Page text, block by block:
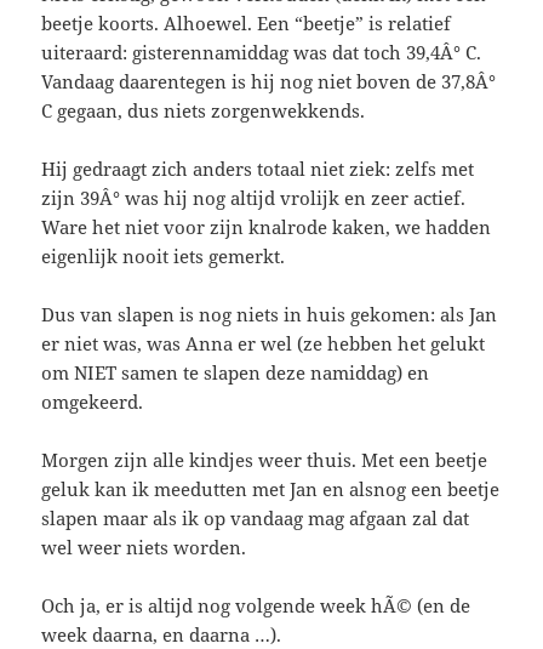
beetje koorts. Alhoewel. Een “beetje” is relatief
uiteraard: gisterennamiddag was dat toch 39,4Â° C.
Vandaag daarentegen is hij nog niet boven de 37,8Â°
C gegaan, dus niets zorgenwekkends.
Hij gedraagt zich anders totaal niet ziek: zelfs met
zijn 39Â° was hij nog altijd vrolijk en zeer actief.
Ware het niet voor zijn knalrode kaken, we hadden
eigenlijk nooit iets gemerkt.
Dus van slapen is nog niets in huis gekomen: als Jan
er niet was, was Anna er wel (ze hebben het gelukt
om NIET samen te slapen deze namiddag) en
omgekeerd.
Morgen zijn alle kindjes weer thuis. Met een beetje
geluk kan ik meedutten met Jan en alsnog een beetje
slapen maar als ik op vandaag mag afgaan zal dat
wel weer niets worden.
Och ja, er is altijd nog volgende week hÃ© (en de
week daarna, en daarna …).